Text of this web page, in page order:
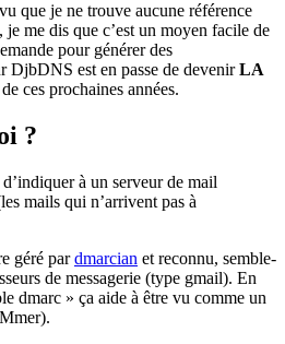
que je ne trouve aucune référence
je me dis que c’est un moyen facile de
pour générer des
DjbDNS est en passe de devenirLA
ces prochaines années.
?
à un serveur de mail
mails qui n’arrivent pas à
géré pardmarcian et reconnu, semble-
de messagerie (type gmail). En
dmarc » ça aide à être vu comme un